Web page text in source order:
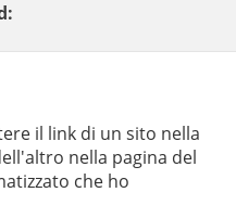
il link di un sito nella
nella pagina del
che ho